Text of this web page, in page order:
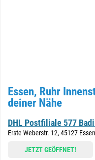
Essen, Ruhr
deiner Nähe
DHL Postfiliale 577
Erste Weberstr. 12, 45127 Essen
JETZT GEÖFFNET!